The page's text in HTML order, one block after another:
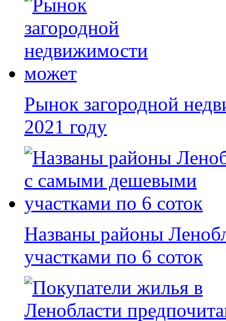
Рынок загородной
2021 году
Названы районы
участками по 6 соток